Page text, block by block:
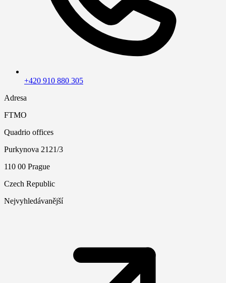
+420 910 880 305
Adresa
FTMO
Quadrio offices
Purkynova 2121/3
110 00 Prague
Czech Republic
Nejvyhledávanější